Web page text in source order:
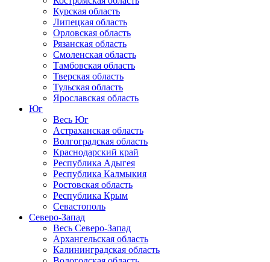
Курская область
Липецкая область
Орловская область
Рязанская область
Смоленская область
Тамбовская область
Тверская область
Тульская область
Ярославская область
Юг
Весь Юг
Астраханская область
Волгоградская область
Краснодарский край
Республика Адыгея
Республика Калмыкия
Ростовская область
Республика Крым
Севастополь
Северо-Запад
Весь Северо-Запад
Архангельская область
Калининградская область